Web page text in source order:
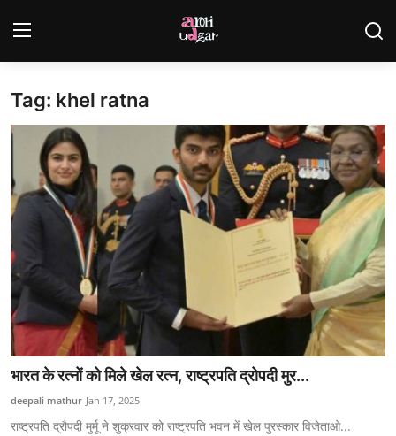
Login
Home
Contact
राजस्थान
देश
विदेश
व्यापार
एज्युकेशन
Tag: khel ratna
भारत के रत्नों को मिले खेल रत्न, राष्ट्रपति द्रोपदी मुर...
deepali mathur Jan 17, 2025
राष्ट्रपति द्रौपदी मुर्मू ने शुक्रवार को राष्ट्रपति भवन में खेल पुरस्कार विजेताओ...